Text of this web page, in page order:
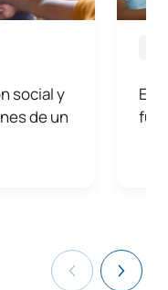
social y
de un